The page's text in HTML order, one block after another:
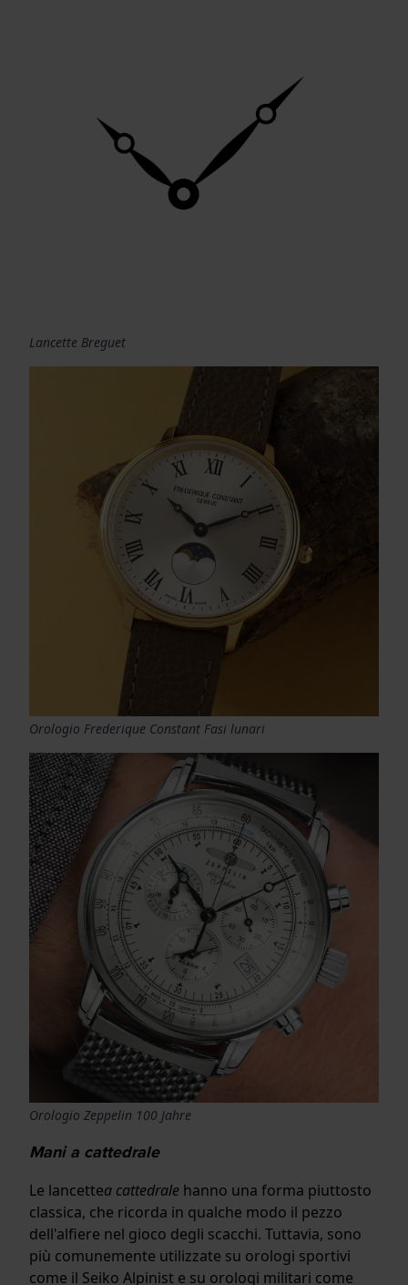
Lancette Breguet
Orologio Frederique Constant Fasi lunari
Orologio Zeppelin 100 Jahre
Mani a cattedrale
Le lancettea cattedrale hanno una forma piuttosto
classica, che ricorda in qualche modo il pezzo
dell'alfiere nel gioco degli scacchi. Tuttavia, sono
più comunemente utilizzate su orologi sportivi
come il Seiko Alpinist e su orologi militari come